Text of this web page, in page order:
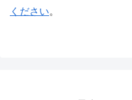
ください。